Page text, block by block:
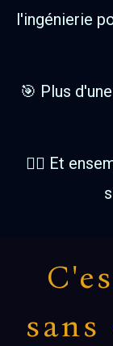
l'ingénierie
🎯 Plus
🐦‍🔥 Et
sans